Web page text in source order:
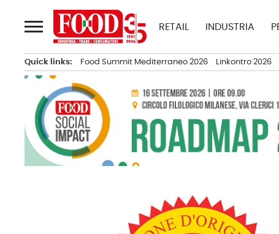
al
contenuto
RETAIL INDUSTRIA
Quick links: Food Summit Mediterraneo 2026 Linkontro 2026